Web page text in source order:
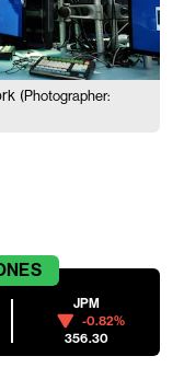
(Photographer:
JPM
-0.82%
356.30